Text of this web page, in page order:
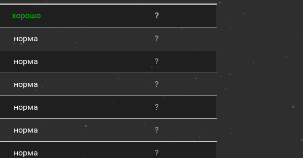
хорошо ?
норма ?
норма ?
норма ?
норма ?
норма ?
норма ?